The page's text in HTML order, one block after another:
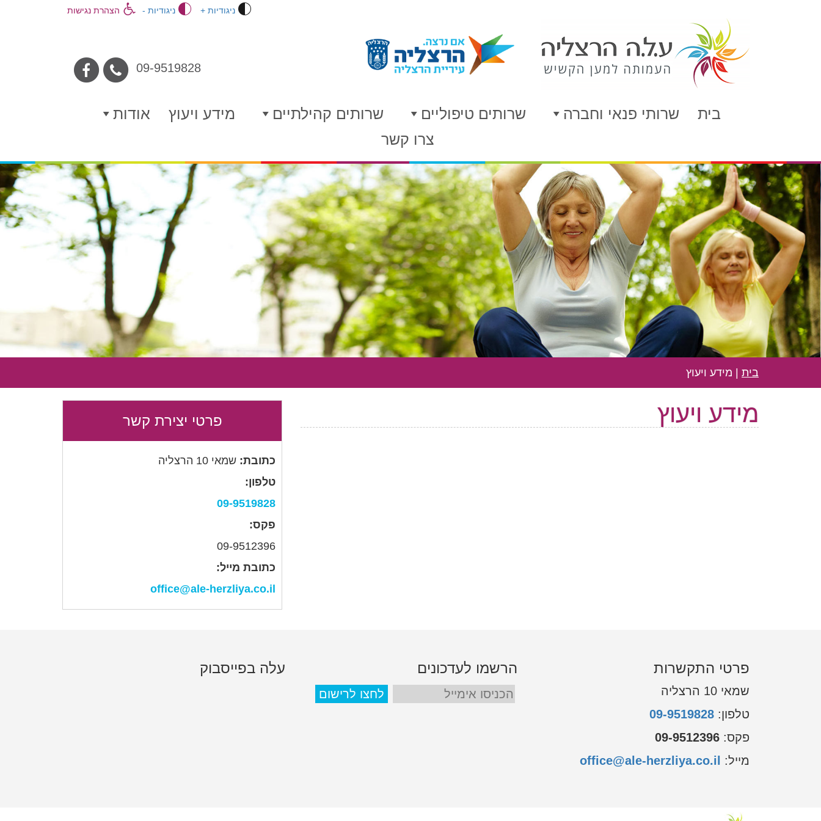
ניגודיות + ניגודיות - הצהרת נגישות
09-9519828
אייקון
בית שרותי פנאי וחברה שרותים טיפוליים שרותים קהילתיים מידע ויעוץ
אודות
צרו קשר
בית מידע ויעוץ
מידע ויעוץ פרטי יצירת קשר
כתובת: שמאי 10 הרצליה
טלפון:
09-9519828
פקס:
09-9512396
כתובת מייל:
office@ale-herzliya.co.il
פרטי התקשרות
שמאי 10 הרצליה
טלפון:
פקס: 09-9512396
מייל:
office@ale-herzliya.co.il
הרשמו לעדכונים
הכניסו
אימייל
עלה בפייסבוק